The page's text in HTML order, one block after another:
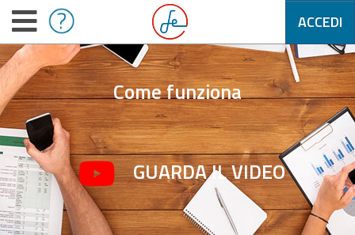
ACCEDI
Come funziona
GUARDA IL VIDEO